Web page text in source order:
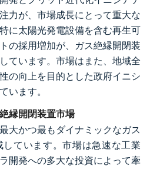
力が、市場成長にとって重大な
に太陽光発電設備を含む再生可
の採用増加が、ガス絶縁開閉装
ています。市場はまた、地域全
の向上を目的とした政府イニシ
います。
縁開閉装置市場
大かつ最もダイナミックなガス
ています。市場は急速な工業
開発への多大な投資によって牽